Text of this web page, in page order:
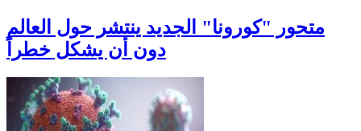
متحور "كورونا" الجديد ينتشر حول العالم
دون أن يشكل خطراً